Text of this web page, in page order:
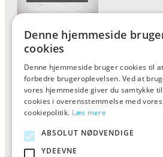
Forside
Vis alle produkter
Kontakt
Oversigt artikler
ALFA
Denne hjemmeside
cookies
Denne hjemmeside bruger cookies til at
forbedre brugeroplevelsen. Ved at
vores hjemmeside giver du samtykke
cookies i overensstemmelse med vores
cookiepolitik. Læs mere
ABSOLUT NØDVENDIGE
YDEEVNE